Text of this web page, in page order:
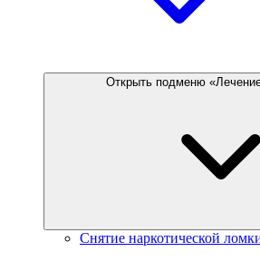
Открыть подменю
Снятие наркотической